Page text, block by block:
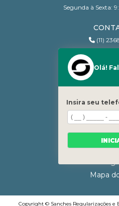
Segunda à Sexta:
(11)
Quem
Mapa
Copyright © Sanches Regularizações e
Olá!
Insira seu